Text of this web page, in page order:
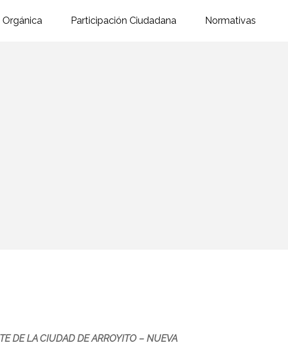
Orgánica Participación Ciudadana Normativas
DE LA CIUDAD DE ARROYITO – NUEVA